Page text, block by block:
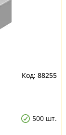
88255
500 шт.